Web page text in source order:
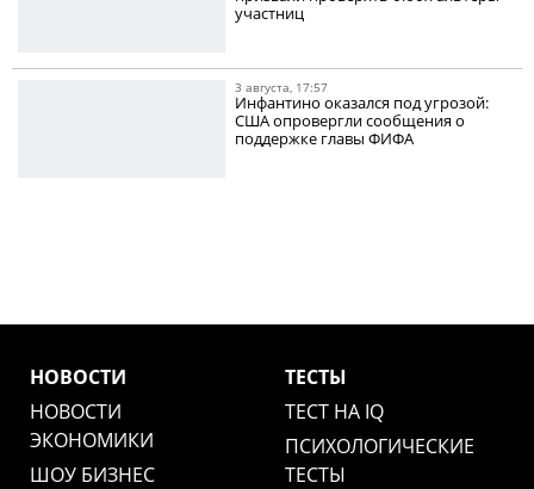
участниц
3 августа, 17:57
Инфантино оказался под угрозой:
США опровергли сообщения о
поддержке главы ФИФА
НОВОСТИ
НОВОСТИ
ЭКОНОМИКИ
ШОУ БИЗНЕС
ТЕСТЫ
ТЕСТ НА IQ
ПСИХОЛОГИЧЕСКИЕ
ТЕСТЫ